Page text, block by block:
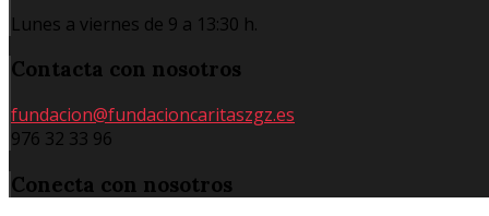
Lunes a viernes de 9 a 13:30 h.
Contacta con nosotros
fundacion@fundacioncaritaszgz.es
976 32 33 96
Conecta con nosotros